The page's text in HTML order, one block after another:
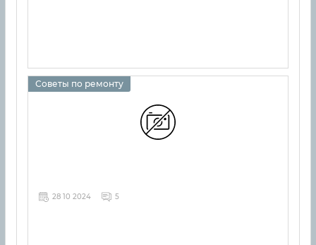
Советы по ремонту
28 10 2024 5